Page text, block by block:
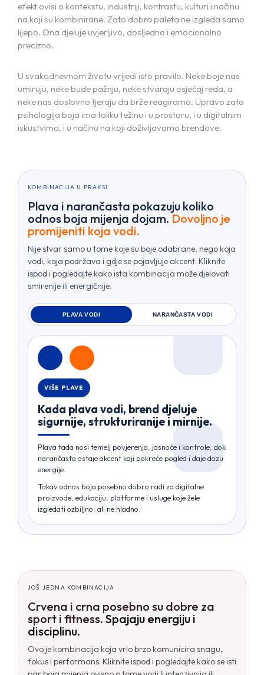
efekt ovisi o kontekstu, industriji, kontrastu, kulturi i načinu
na koji su kombinirane. Zato dobra paleta ne izgleda samo
lijepo. Ona djeluje uvjerljivo, dosljedno i emocionalno
precizno.
U svakodnevnom životu vrijedi isto pravilo. Neke boje nas
umiruju, neke bude pažnju, neke stvaraju osjećaj reda, a
neke nas doslovno tjeraju da brže reagiramo. Upravo zato
psihologija boja ima toliku težinu i u prostoru, i u digitalnim
iskustvima, i u načinu na koji doživljavamo brendove.
KOMBINACIJA U PRAKSI
Plava i narančasta pokazuju koliko
odnos boja mijenja dojam. Dovoljno je
promijeniti koja vodi.
Nije stvar samo u tome koje su boje odabrane, nego koja
vodi, koja podržava i gdje se pojavljuje akcent. Kliknite
ispod i pogledajte kako ista kombinacija može djelovati
smirenije ili energičnije.
PLAVA VODI NARANČASTA VODI
VIŠE PLAVE
Kada plava vodi, brend djeluje
sigurnije, strukturiranije i mirnije.
Plava tada nosi temelj povjerenja, jasnoće i kontrole, dok
narančasta ostaje akcent koji pokreće pogled i daje dozu
energije.
Takav odnos boja posebno dobro radi za digitalne
proizvode, edukaciju, platforme i usluge koje žele
izgledati ozbiljno, ali ne hladno.
JOŠ JEDNA KOMBINACIJA
Crvena i crna posebno su dobre za
sport i fitness. Spajaju energiju i
disciplinu.
Ovo je kombinacija koja vrlo brzo komunicira snagu,
fokus i performans. Kliknite ispod i pogledajte kako se isti